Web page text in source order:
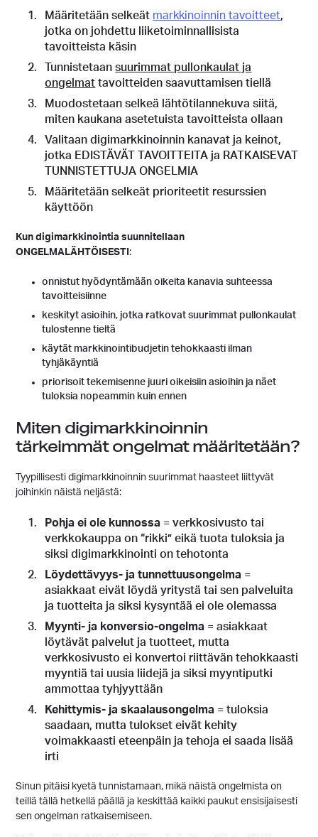
Määritetään selkeät markkinoinnin tavoitteet,
jotka on johdettu liiketoiminnallisista
tavoitteista käsin
Tunnistetaansuurimmat pullonkaulat ja
ongelmat tavoitteiden saavuttamisen tiellä
Muodostetaan selkeä lähtötilannekuva siitä,
miten kaukana asetetuista tavoitteista ollaan
Valitaan digimarkkinoinnin kanavat ja keinot,
jotka EDISTÄVÄT TAVOITTEITA ja RATKAISEVAT
TUNNISTETTUJA ONGELMIA
Määritetään selkeät prioriteetit resurssien
käyttöön
Kun digimarkkinointia suunnitellaan
ONGELMALÄHTÖISESTI:
onnistut hyödyntämään oikeita kanavia suhteessa
tavoitteisiinne
keskityt asioihin, jotka ratkovat suurimmat pullonkaulat
tulostenne tieltä
käytät markkinointibudjetin tehokkaasti ilman
tyhjäkäyntiä
priorisoit tekemisenne juuri oikeisiin asioihin ja näet
tuloksia nopeammin kuin ennen
Miten digimarkkinoinnin
tärkeimmät ongelmat määritetään?
Tyypillisesti digimarkkinoinnin suurimmat haasteet liittyvät
joihinkin näistä neljästä:
Pohja ei ole kunnossa = verkkosivusto tai
verkkokauppa on “rikki” eikä tuota tuloksia ja
siksi digimarkkinointi on tehotonta
Löydettävyys- ja tunnettuusongelma =
asiakkaat eivät löydä yritystä tai sen palveluita
ja tuotteita ja siksi kysyntää ei ole olemassa
Myynti- ja konversio-ongelma = asiakkaat
löytävät palvelut ja tuotteet, mutta
verkkosivusto ei konvertoi riittävän tehokkaasti
myyntiä tai uusia liidejä ja siksi myyntiputki
ammottaa tyhjyyttään
Kehittymis- ja skaalausongelma = tuloksia
saadaan, mutta tulokset eivät kehity
voimakkaasti eteenpäin ja tehoja ei saada lisää
irti
Sinun pitäisi kyetä tunnistamaan, mikä näistä ongelmista on
teillä tällä hetkellä päällä ja keskittää kaikki paukut ensisijaisesti
sen ongelman ratkaisemiseen.